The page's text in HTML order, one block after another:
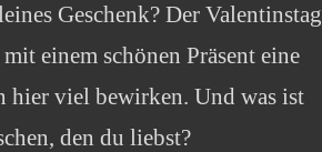
Geschenk? Der Valentinstag
einem schönen Präsent eine
hier viel bewirken. Und was ist
den du liebst?